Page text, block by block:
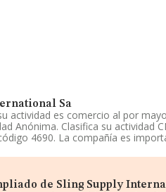
Sa
actividad es comercio al por
Anónima. Clasifica su actividad
4690. La compañía es
elaborado por INFORMA,
pasando del 268 al 148. Se
de Sling Supply